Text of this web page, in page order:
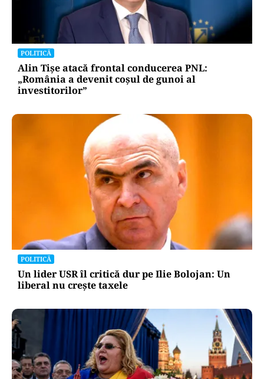
POLITICĂ
Alin Tișe atacă frontal conducerea PNL:
„România a devenit coșul de gunoi al
investitorilor”
POLITICĂ
Un lider USR îl critică dur pe Ilie Bolojan: Un
liberal nu crește taxele